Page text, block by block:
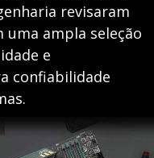
revisaram
ampla seleção
e
confiabilidade